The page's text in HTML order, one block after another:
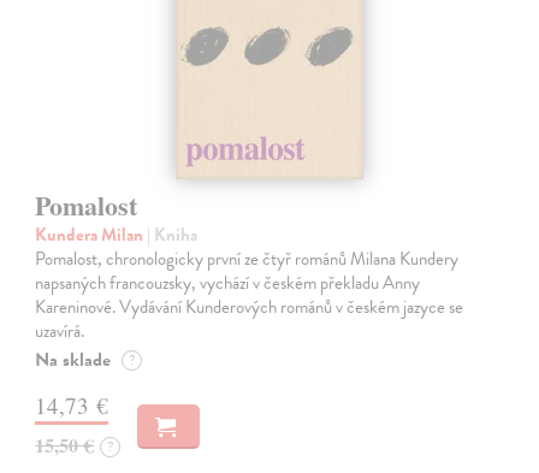
Pomalost
Kundera Milan | Kniha
Pomalost, chronologicky první ze čtyř románů Milana Kundery
napsaných francouzsky, vychází v českém překladu Anny
Kareninové. Vydávání Kunderových románů v českém jazyce se
uzavírá.
Na sklade ?
14,73 €
15,50 € ?